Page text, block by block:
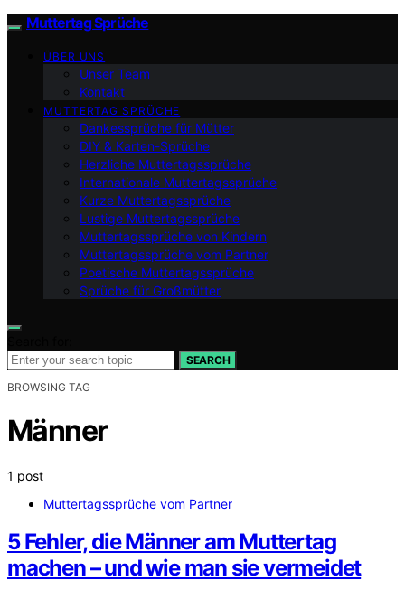
Muttertag Sprüche
ÜBER UNS
Unser Team
Kontakt
MUTTERTAG SPRÜCHE
Dankessprüche für Mütter
DIY & Karten-Sprüche
Herzliche Muttertagssprüche
Internationale Muttertagssprüche
Kurze Muttertagssprüche
Lustige Muttertagssprüche
Muttertagssprüche von Kindern
Muttertagssprüche vom Partner
Poetische Muttertagssprüche
Sprüche für Großmütter
SEARCH
BROWSING TAG
Männer
1 post
Muttertagssprüche vom Partner
5 Fehler, die Männer am Muttertag
machen – und wie man sie vermeidet